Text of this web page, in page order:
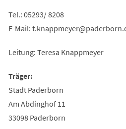
Tel.: 05293/ 8208
E-Mail: t.knappmeyer paderborn
Leitung: Teresa Knappmeyer
Träger:
Stadt Paderborn
Am Abdinghof 11
33098 Paderborn